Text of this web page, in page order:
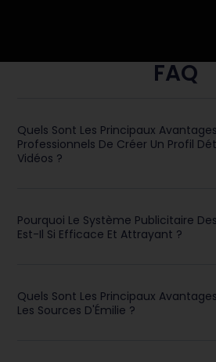
FAQ
Quels Sont Les Principaux
Professionnels De Créer Un Profil
Vidéos ?
Pourquoi Le Système Publicitaire
Est-Il Si Efficace Et Attrayant ?
Quels Sont Les Principaux
Les Sources D'Émilie ?